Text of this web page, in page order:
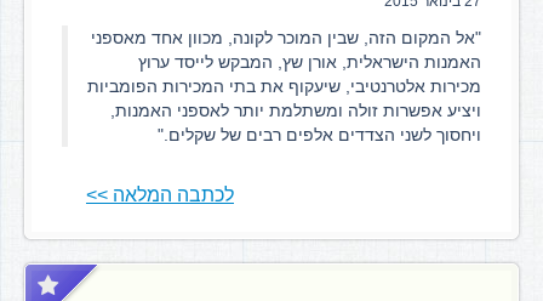
"אל המקום הזה, שבין המוכר לקונה, מכוון אחד מאספני
האמנות הישראלית, אורן שץ, המבקש לייסד ערוץ
מכירות אלטרנטיבי, שיעקוף את בתי המכירות הפומביות
ויציע אפשרות זולה ומשתלמת יותר לאספני האמנות,
ויחסוך לשני הצדדים אלפים רבים של שקלים."
לכתבה המלאה >>